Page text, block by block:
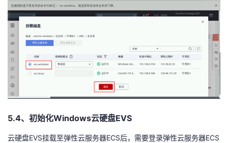
5.4、初始化Windows云硬盘EVS
云硬盘EVS挂载至弹性云服务器ECS后，需要登录弹性云服务器ECS